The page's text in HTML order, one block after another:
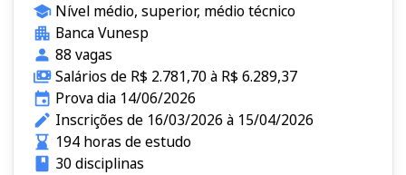
Nível médio, superior, médio técnico
Banca Vunesp
88 vagas
Salários de R$ 2.781,70 à R$ 6.289,37
Prova dia 14/06/2026
Inscrições de 16/03/2026 à 15/04/2026
194 horas de estudo
30 disciplinas